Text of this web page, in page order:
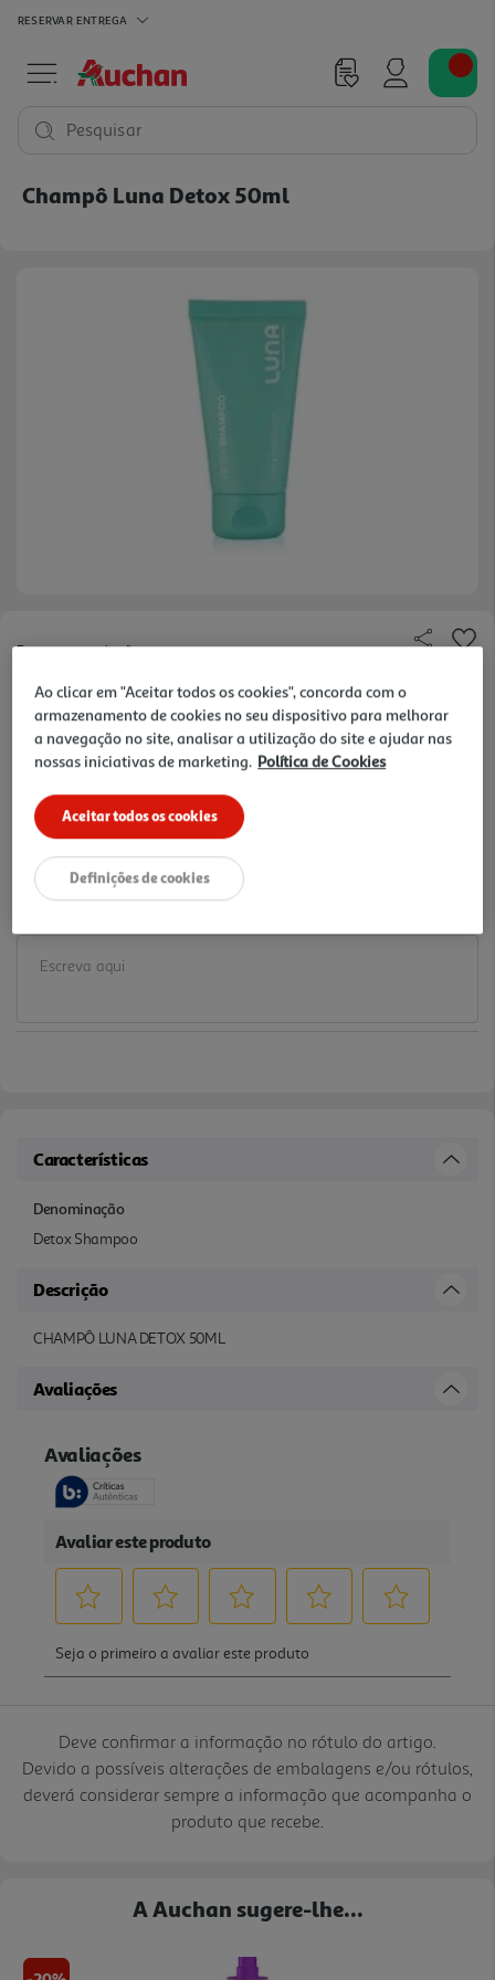
RESERVAR ENTREGA
Pesquisar
Champô Luna Detox 50ml
Faça a sua avaliação
5.4 €/un
-10%
Price reduced from
6,00 €to
5,40 €
Promoção:
Características
Denominação
Detox Shampoo
Descrição
CHAMPÔ LUNA DETOX 50ML
Avaliações
Deve confirmar a informação no rótulo do artigo.
Devido a possíveis alterações de embalagens e/ou rótulos,
deverá considerar sempre a informação que acompanha o
produto que recebe.
A Auchan sugere-lhe...
Ao clicar em "Aceitar todos os cookies", concorda com o
armazenamento de cookies no seu dispositivo para melhorar
a navegação no site, analisar a utilização do site e ajudar nas
nossas iniciativas de marketing. Política de Cookies
Aceitar todos os cookies
Definições de cookies